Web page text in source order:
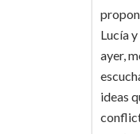
Lucía
ayer,
ideas